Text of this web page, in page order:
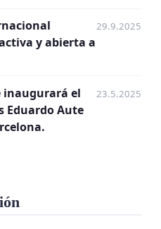
legado, y para que las
y abierta a
29.9.2025
inaugurará el
Eduardo Aute
23.5.2025